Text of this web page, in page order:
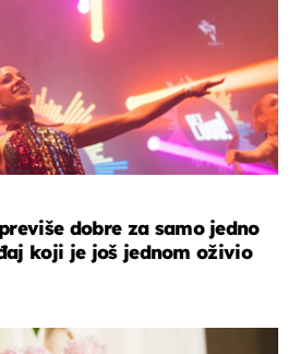
dobre za samo jedno
koji je još jednom oživio